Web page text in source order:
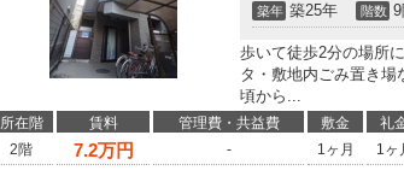
築年 築25年 階数
歩いて徒歩2分の場所
タ・敷地内ごみ置き場
頃から...
所在階 賃料 管理費・共益費 敷金 礼
2階
7.2万円 - 1ヶ月 1ヶ